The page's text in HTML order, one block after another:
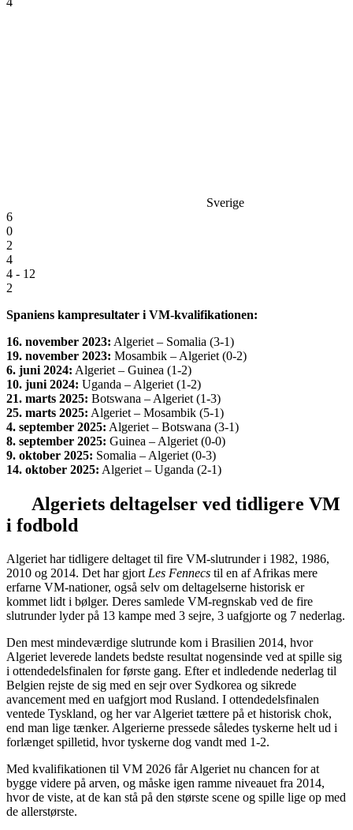
Sverige
6
0
2
4
4 - 12
2
Spaniens kampresultater i VM-kvalifikationen:
16. november 2023: Algeriet – Somalia (3-1)
19. november 2023: Mosambik – Algeriet (0-2)
6. juni 2024: Algeriet – Guinea (1-2)
10. juni 2024: Uganda – Algeriet (1-2)
21. marts 2025: Botswana – Algeriet (1-3)
25. marts 2025: Algeriet – Mosambik (5-1)
4. september 2025: Algeriet – Botswana (3-1)
8. september 2025: Guinea – Algeriet (0-0)
9. oktober 2025: Somalia – Algeriet (0-3)
14. oktober 2025: Algeriet – Uganda (2-1)
Algeriets deltagelser ved tidligere VM
i fodbold
Algeriet har tidligere deltaget til fire VM-slutrunder i 1982, 1986,
2010 og 2014. Det har gjort Les Fennecs til en af Afrikas mere
erfarne VM-nationer, også selv om deltagelserne historisk er
kommet lidt i bølger. Deres samlede VM-regnskab ved de fire
slutrunder lyder på 13 kampe med 3 sejre, 3 uafgjorte og 7 nederlag.
Den mest mindeværdige slutrunde kom i Brasilien 2014, hvor
Algeriet leverede landets bedste resultat nogensinde ved at spille sig
i ottendedelsfinalen for første gang. Efter et indledende nederlag til
Belgien rejste de sig med en sejr over Sydkorea og sikrede
avancement med en uafgjort mod Rusland. I ottendedelsfinalen
ventede Tyskland, og her var Algeriet tættere på et historisk chok,
end man lige tænker. Algerierne pressede således tyskerne helt ud i
forlænget spilletid, hvor tyskerne dog vandt med 1-2.
Med kvalifikationen til VM 2026 får Algeriet nu chancen for at
bygge videre på arven, og måske igen ramme niveauet fra 2014,
hvor de viste, at de kan stå på den største scene og spille lige op med
de allerstørste.